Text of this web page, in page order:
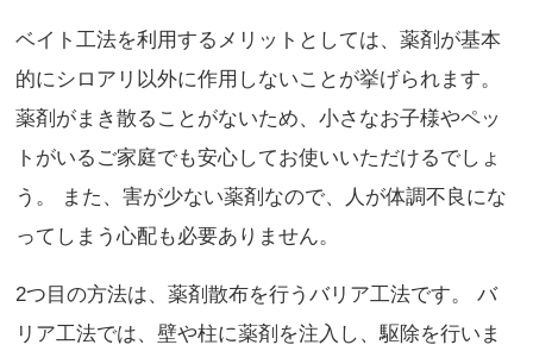
ベイト工法を利用するメリットとしては、薬剤が基本
的にシロアリ以外に作用しないことが挙げられます。
薬剤がまき散ることがないため、小さなお子様やペッ
トがいるご家庭でも安心してお使いいただけるでしょ
う。 また、害が少ない薬剤なので、人が体調不良にな
ってしまう心配も必要ありません。
2つ目の方法は、薬剤散布を行うバリア工法です。 バ
リア工法では、壁や柱に薬剤を注入し、駆除を行いま